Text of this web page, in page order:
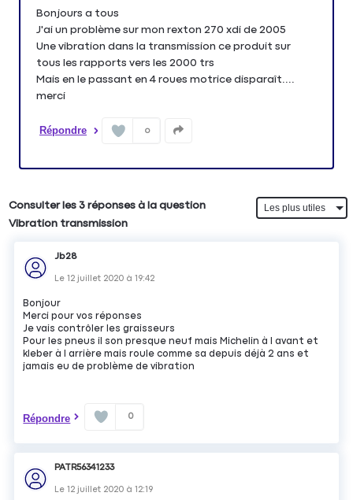
Bonjours a tous
J'ai un problème sur mon rexton 270 xdi de 2005
Une vibration dans la transmission ce produit sur
tous les rapports vers les 2000 trs
Mais en le passant en 4 roues motrice disparaît....
merci
Répondre 0
Consulter les 3 réponses à la question
Vibration transmission
Jb28
Le12 juillet 2020 à19:42
Bonjour
Merci pour vos réponses
Je vais contrôler les graisseurs
Pour les pneus il son presque neuf mais Michelin à l avant et
kleber à l arrière mais roule comme sa depuis déjà 2 ans et
jamais eu de problème de vibration
Répondre 0
PATR56341233
Le12 juillet 2020 à12:19